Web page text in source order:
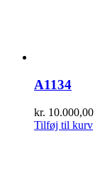
A1134
kr. 10.000,00
Tilføj til kurv